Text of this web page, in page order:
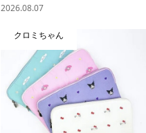
2026.08.07
クロミちゃん